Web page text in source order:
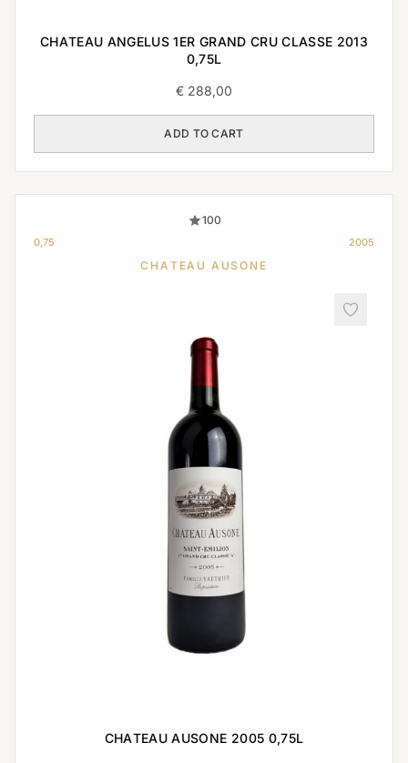
CHATEAU ANGELUS 1ER GRAND CRU CLASSE 2013
0,75L
€ 288,00
ADD TO CART
100
0,75 2005
CHATEAU AUSONE
CHATEAU AUSONE 2005 0,75L